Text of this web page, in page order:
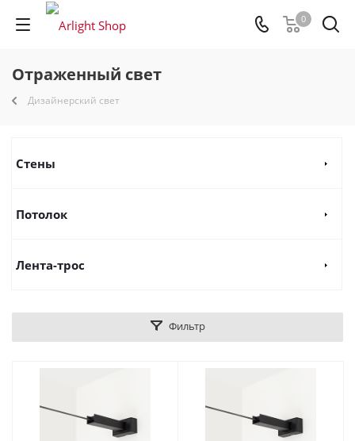
0
Отраженный свет
Дизайнерский свет
Стены
Потолок
Лента-трос
Фильтр